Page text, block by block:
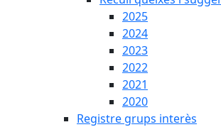
2025
2024
2023
2022
2021
2020
Registre grups interès